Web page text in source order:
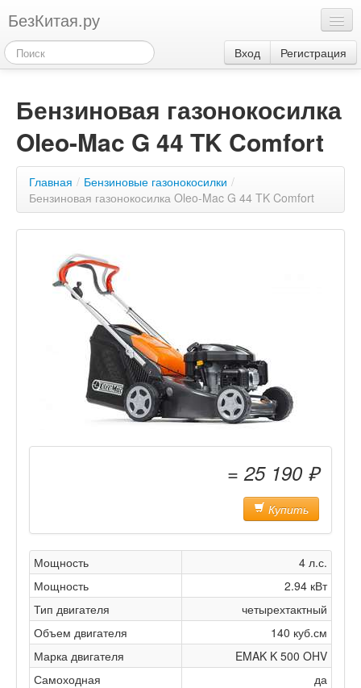
БезКитая.ру
Каталог
Контакты
Акции 3
Вход Регистрация
Бензиновая газонокосилка
Oleo-Mac G 44 TK Comfort
Главная / Бензиновые газонокосилки /
Бензиновая газонокосилка Oleo-Mac G 44 TK Comfort
= 25 190 ₽
Купить
Мощность
4 л.с.
Мощность
2.94 кВт
Тип двигателя
четырехтактный
Объем двигателя
140 куб.см
Марка двигателя
EMAK K 500 OHV
Самоходная
да